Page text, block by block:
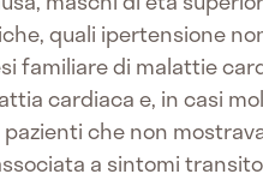
quali ipertensione
familiare di malattie
cardiaca e, in casi
pazienti che non
a sintomi